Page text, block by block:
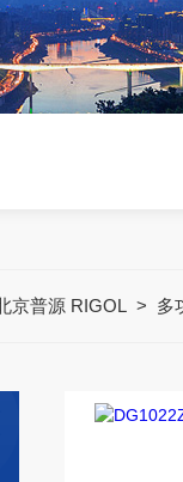
京普源 RIGOL> 多